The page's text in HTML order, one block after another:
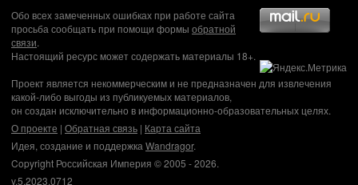
Обо всех замеченных ошибках при работе сайта
просьба сообщать при помощи формы обратной
связи.
Настоящий ресурс может содержать материалы 18+.
Проект является некоммерческим и не предназначен для извлечения
какой-либо выгоды из публикуемых материалов,
он создан исключительно в информационно-образовательных целях.
О проекте | Обратная связь | Карта сайта
Идея, создание и поддержка Wandragor.
Copyright Российская Империя © 2005 - 2026.
v.5.2023.0712